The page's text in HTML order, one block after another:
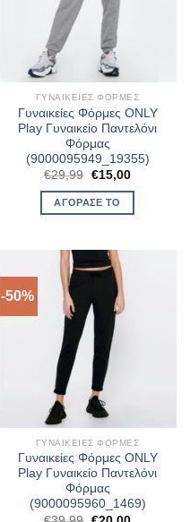
ΓΥΝΑΙΚΕΊΕΣ ΦΌΡΜΕΣ
Γυναικείες Φόρμες ONLY
Play Γυναικείο Παντελόνι
Φόρμας
(9000095949_19355)
€29,99 Original
was:
€29,99.
€15,00Η
ΑΓΌΡΑΣΈ ΤΟ
-50%
ΓΥΝΑΙΚΕΊΕΣ ΦΌΡΜΕΣ
Γυναικείες Φόρμες ONLY
Play Γυναικείο Παντελόνι
Φόρμας
(9000095960_1469)